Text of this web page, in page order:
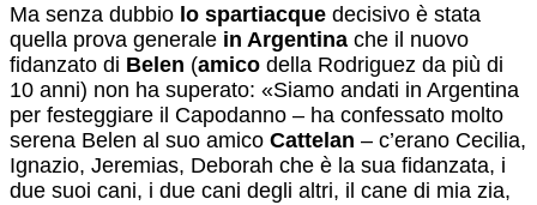
Ma senza dubbio lo spartiacque decisivo è stata
quella prova generale in Argentina che il nuovo
fidanzato di Belen (amico della Rodriguez da più di
10 anni) non ha superato: «Siamo andati in Argentina
per festeggiare il Capodanno – ha confessato molto
serena Belen al suo amico Cattelan – c’erano Cecilia,
Ignazio, Jeremias, Deborah che è la sua fidanzata, i
due suoi cani, i due cani degli altri, il cane di mia zia,